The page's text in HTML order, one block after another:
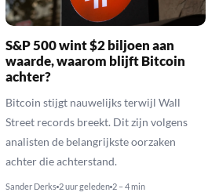
S&P 500 wint $2 biljoen aan
waarde, waarom blijft Bitcoin
achter?
Bitcoin stijgt nauwelijks terwijl Wall
Street records breekt. Dit zijn volgens
analisten de belangrijkste oorzaken
achter die achterstand.
Sander Derks 2 uur geleden 2 – 4 min